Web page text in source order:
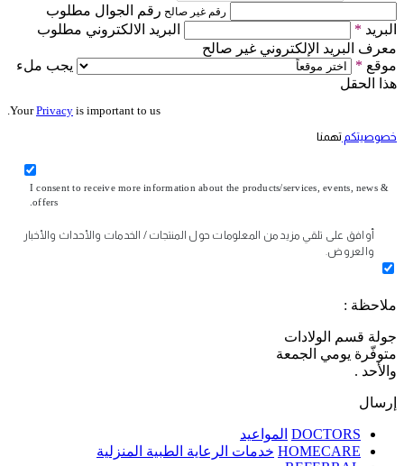
رقم غير صالح رقم الجوال مطلوب
البريد *
البريد الالكتروني مطلوب
معرف البريد الإلكتروني غير صالح
موقع *
يجب ملء
هذا الحقل
YourPrivacy is important to us.
خصوصيتكم تهمنا
I consent to receive more information about the products/services, events, news &
offers.
أوافق على تلقي مزيد من المعلومات حول المنتجات / الخدمات والأحداث والأخبار
والعروض.
ملاحظة :
جولة قسم الولادات
متوفّرة يومي الجمعة
والأحد .
إرسال
DOCTORS المواعيد
HOMECARE خدمات الرعاية الطبية المنزلية